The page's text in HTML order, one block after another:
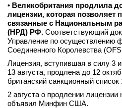
Мероприятия
Новости
Интервью
вконтакте
телеграм
• Великобритания продлила
лицензии, которая позволяет
связанные с Национальным
(НРД) РФ. Соответствующий
Управление по осуществлению
Соединенного Королевства
Лицензия, вступившая в силу 3
13 августа, продлена до 12
британский санкционный список
2 августа о продлении
объявил Минфин США.